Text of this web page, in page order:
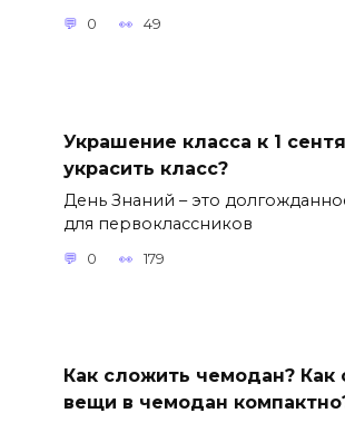
0 49
Украшение класса к 1
украсить класс?
День Знаний – это
для первоклассников
0 179
Как сложить чемодан? Как
вещи в чемодан